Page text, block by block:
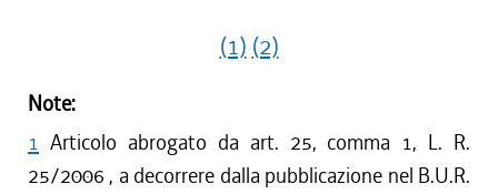
(1) (2)
Note:
1 Articolo abrogato da art. 25, comma 1, L. R.
25/2006 , a decorrere dalla pubblicazione nel B.U.R.